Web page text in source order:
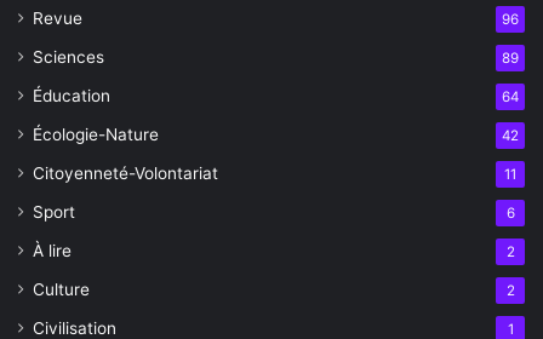
Revue 96
Sciences 89
Éducation 64
Écologie-Nature 42
Citoyenneté-Volontariat 11
Sport 6
À lire 2
Culture 2
Civilisation 1